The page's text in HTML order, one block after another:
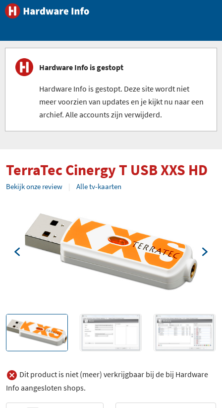
Hardware Info is gestopt
Hardware Info is gestopt. Deze site wordt niet
meer voorzien van updates en je kijkt nu naar een
archief. Alle accounts zijn verwijderd.
TerraTec Cinergy T USB XXS HD
Bekijk onze review Alle tv-kaarten
Dit product is niet (meer) verkrijgbaar bij de bij Hardware
Info aangesloten shops.